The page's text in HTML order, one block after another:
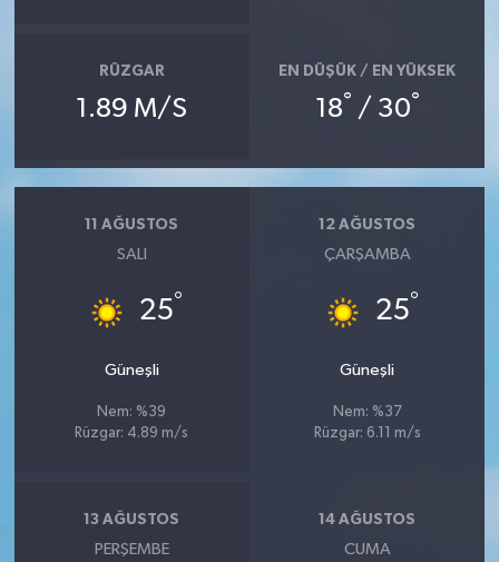
RÜZGAR
1.89 M/S
EN DÜŞÜK / EN YÜKSEK
18° / 30°
11 AĞUSTOS
SALI
25°
Güneşli
Nem: %39
Rüzgar: 4.89 m/s
12 AĞUSTOS
ÇARŞAMBA
25°
Güneşli
Nem: %37
Rüzgar: 6.11 m/s
13 AĞUSTOS
PERŞEMBE
14 AĞUSTOS
CUMA